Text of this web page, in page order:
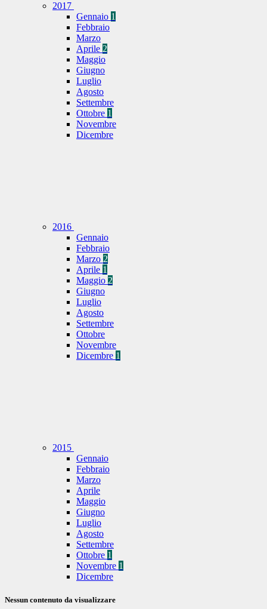
2017
Gennaio 1
Febbraio
Marzo
Aprile 2
Maggio
Giugno
Luglio
Agosto
Settembre
Ottobre 1
Novembre
Dicembre
2016
Gennaio
Febbraio
Marzo 2
Aprile 1
Maggio 2
Giugno
Luglio
Agosto
Settembre
Ottobre
Novembre
Dicembre 1
2015
Gennaio
Febbraio
Marzo
Aprile
Maggio
Giugno
Luglio
Agosto
Settembre
Ottobre 1
Novembre 1
Dicembre
Nessun contenuto da visualizzare